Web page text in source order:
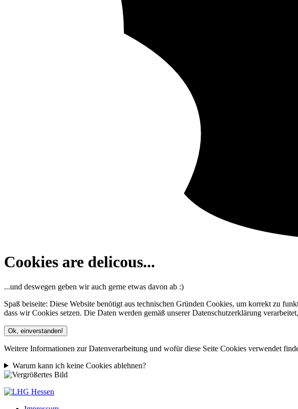
Cookies are delicous...
...und deswegen geben wir auch gerne etwas davon ab :)
Spaß beiseite: Diese Website benötigt aus technischen Gründen Cookies, um korrekt zu
dass wir Cookies setzen. Die Daten werden gemäß unserer Datenschutzerklärung
Ok, einverstanden!
Weitere Informationen zur Datenverarbeitung und wofür diese Seite Cookies verwendet
Warum kann ich keine Cookies ablehnen?